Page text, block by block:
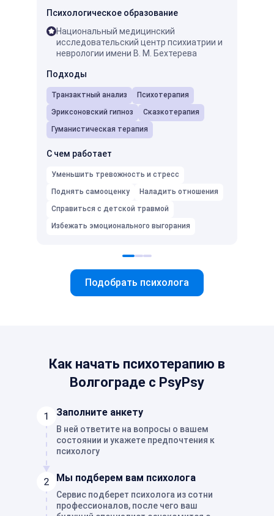
Психологическое образование
Национальный медицинский
исследовательский центр психиатрии и
неврологии имени В. М. Бехтерева
Подходы
Транзактный анализ
Психотерапия
Эриксоновский гипноз
Сказкотерапия
Гуманистическая терапия
С чем работает
Уменьшить тревожность и стресс
Поднять самооценку
Наладить отношения
Справиться с детской травмой
Избежать эмоционального выгорания
Подобрать психолога
Как начать психотерапию в
Волгограде с PsyPsy
Заполните анкету
В ней ответите на вопросы о вашем
состоянии и укажете предпочтения к
психологу
Мы подберем вам психолога
Сервис подберет психолога из сотни
профессионалов, после чего ваш